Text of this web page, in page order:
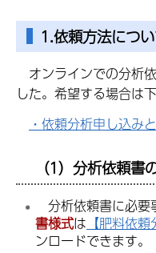
1.依頼方法につ
オンラインでの分析
した。希望する場合は
・依頼分析申し込み
（1）分析依頼書
分析依頼書に必要
書様式は 【肥料依
ンロードできます。